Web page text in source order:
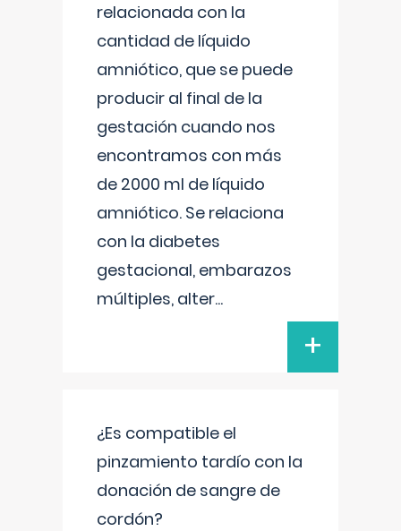
relacionada con la
cantidad de líquido
amniótico, que se puede
producir al final de la
gestación cuando nos
encontramos con más
de 2000 ml de líquido
amniótico. Se relaciona
con la diabetes
gestacional, embarazos
múltiples, alter...
+
¿Es compatible el
pinzamiento tardío con la
donación de sangre de
cordón?